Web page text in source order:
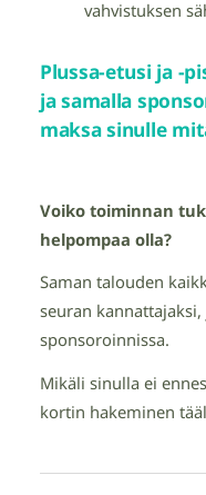
vahvistuksen
Plussa-etusi ja -
ja samalla
maksa sinulle
Voiko toiminnan
helpompaa olla?
Saman talouden
seuran
sponsoroinnissa.
Mikäli sinulla ei
kortin hakeminen